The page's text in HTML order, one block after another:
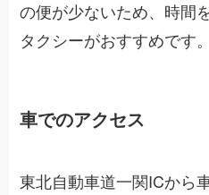
の便が少ないため、時間
タクシーがおすすめです。
車でのアクセス
東北自動車道一関ICから